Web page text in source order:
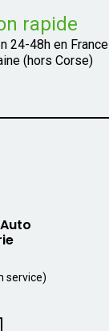
rapide
24-48h en France
(hors Corse)
service)